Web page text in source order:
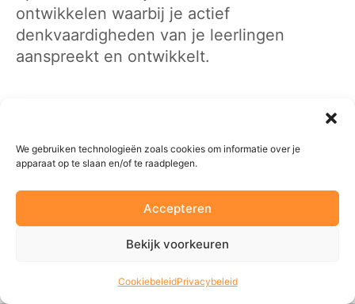
We gebruiken technologieën zoals cookies om informatie over je
apparaat op te slaan en/of te raadplegen.
Accepteren
Bekijk voorkeuren
CookiebeleidPrivacybeleid
ontwikkelen waarbij je actief
denkvaardigheden van je leerlingen
aanspreekt en ontwikkelt.